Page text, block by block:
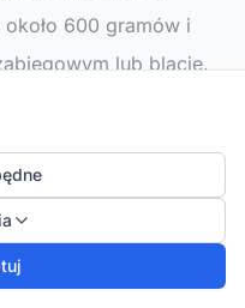
600 gramów i
lub blacie.
opisać w kilku
w zależności od